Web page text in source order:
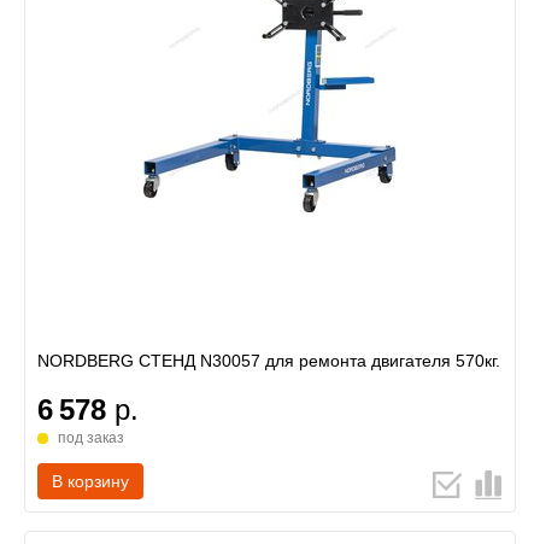
NORDBERG СТЕНД N30057 для ремонта двигателя 570кг.
6 578 р.
под заказ
В корзину